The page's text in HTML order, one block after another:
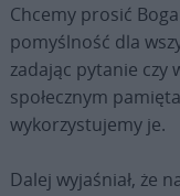
Chcemy prosić
pomyślność dla
zadając pytanie czy
społecznym
wykorzystujemy je.
Dalej wyjaśniał, że